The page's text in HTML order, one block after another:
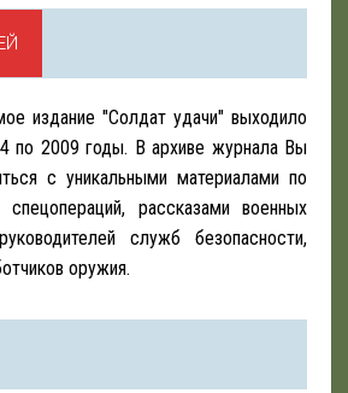
издание "Солдат удачи" выходило
по 2009 годы. В архиве журнала Вы
с уникальными материалами по
рассказами военных
служб безопасности,
оружия.